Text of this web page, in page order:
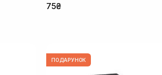
75₴
ПОДАРУНОК